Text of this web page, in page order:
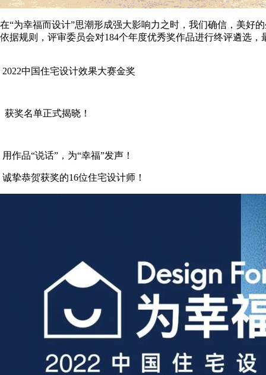
在“为幸福而设计”思潮形成强大影响力之时，我们确信，美好
依据规则，评审委员会对184个年度优秀奖作品进行终评遴选
2022中国住宅设计效果大赛金奖
获奖名单正式揭晓！
用作品“说话”，为“幸福”发声！
诚挚恭贺获奖的16位住宅设计师！